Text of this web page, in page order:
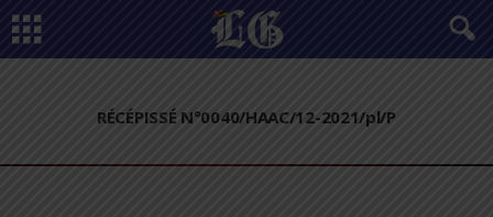
RÉCÉPISSÉ N°0040/HAAC/12-2021/pl/P